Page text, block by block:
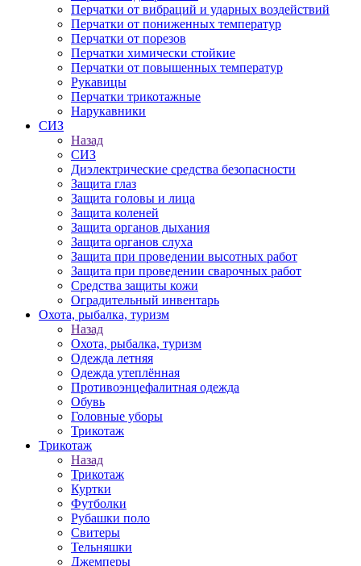
Перчатки от вибраций и ударных воздействий
Перчатки от пониженных температур
Перчатки от порезов
Перчатки химически стойкие
Перчатки от повышенных температур
Рукавицы
Перчатки трикотажные
Нарукавники
СИЗ
Назад
СИЗ
Диэлектрические средства безопасности
Защита глаз
Защита головы и лица
Защита коленей
Защита органов дыхания
Защита органов слуха
Защита при проведении высотных работ
Защита при проведении сварочных работ
Средства защиты кожи
Оградительный инвентарь
Охота, рыбалка, туризм
Назад
Охота, рыбалка, туризм
Одежда летняя
Одежда утеплённая
Противоэнцефалитная одежда
Обувь
Головные уборы
Трикотаж
Трикотаж
Назад
Трикотаж
Куртки
Футболки
Рубашки поло
Свитеры
Тельняшки
Джемперы